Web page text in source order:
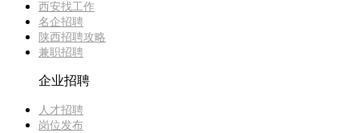
西安找工作
名企招聘
陕西招聘攻略
兼职招聘
企业招聘
人才招聘
岗位发布